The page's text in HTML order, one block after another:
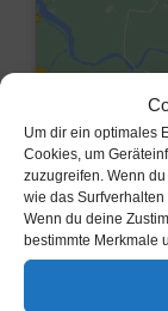
Um dir ein optimales
Cookies, um
zuzugreifen. Wenn
wie das
Wenn du deine
bestimmte Merkmale